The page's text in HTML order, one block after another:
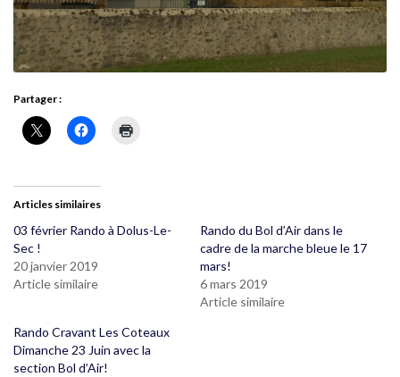
Partager :
Articles similaires
03 février Rando à Dolus-Le-
Sec !
20 janvier 2019
Article similaire
Rando du Bol d’Air dans le
cadre de la marche bleue le 17
mars!
6 mars 2019
Article similaire
Rando Cravant Les Coteaux
Dimanche 23 Juin avec la
section Bol d’Air!